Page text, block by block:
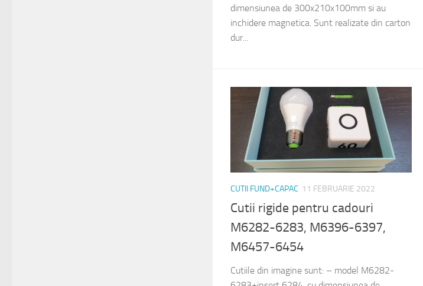
dimensiunea de 300x210x100mm si au
inchidere magnetica. Sunt realizate din carton
dur...
CUTII FUND+CAPAC 11 FEBRUARIE 2022
Cutii rigide pentru cadouri
M6282-6283, M6396-6397,
M6457-6454
Cutiile din imagine sunt: – model M6282-